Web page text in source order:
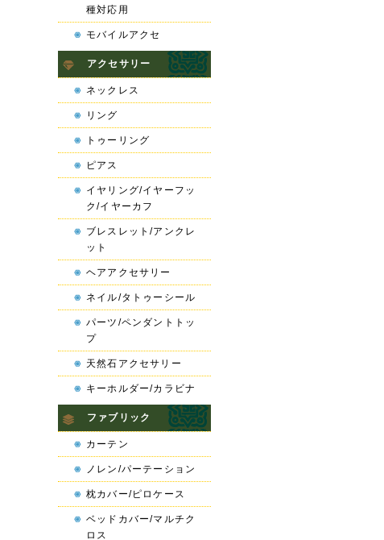
種対応用
モバイルアクセ
アクセサリー
ネックレス
リング
トゥーリング
ピアス
イヤリング/イヤーフッ
ク/イヤーカフ
ブレスレット/アンクレ
ット
ヘアアクセサリー
ネイル/タトゥーシール
パーツ/ペンダントトッ
プ
天然石アクセサリー
キーホルダー/カラビナ
ファブリック
カーテン
ノレン/パーテーション
枕カバー/ピロケース
ベッドカバー/マルチク
ロス